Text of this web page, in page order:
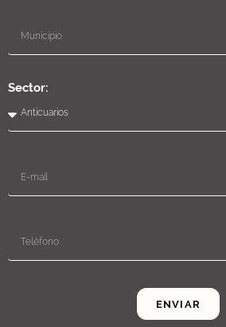
Sector:
ENVIAR